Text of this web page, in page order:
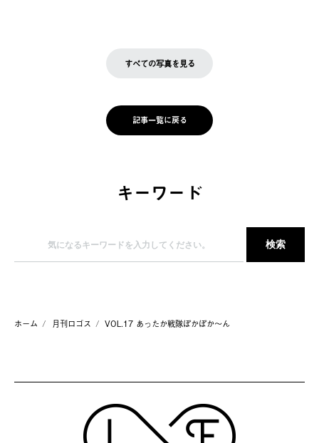
すべての写真を見る
記事一覧に戻る
キーワード
ホーム 月刊ロゴス VOL.17 あったか戦隊ぽかぽか～ん